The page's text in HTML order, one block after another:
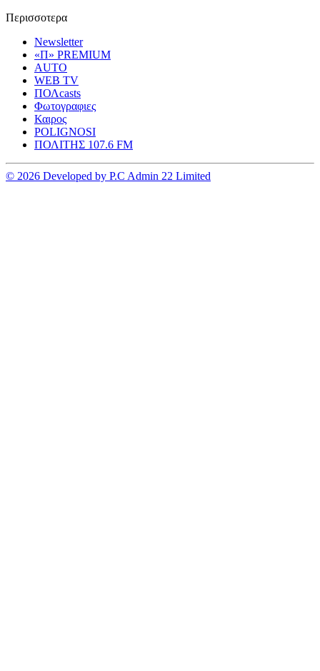
Περισσοτερα
Newsletter
«Π» PREMIUM
AUTO
WEB TV
ΠΟΛcasts
Φωτογραφιες
Καιρος
POLIGNOSI
ΠΟΛΙΤΗΣ 107.6 FM
© 2026 Developed by P.C Admin 22 Limited